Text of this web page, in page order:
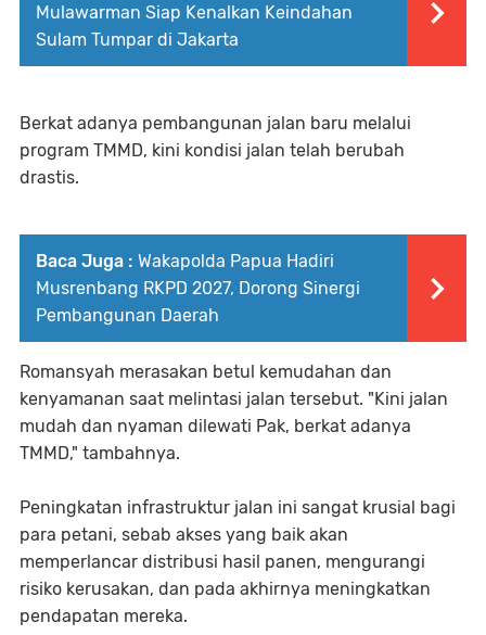
Mulawarman Siap Kenalkan Keindahan
Sulam Tumpar di Jakarta
Berkat adanya pembangunan jalan baru melalui
program TMMD, kini kondisi jalan telah berubah
drastis.
Baca Juga : Wakapolda Papua Hadiri
Musrenbang RKPD 2027, Dorong Sinergi
Pembangunan Daerah
Romansyah merasakan betul kemudahan dan
kenyamanan saat melintasi jalan tersebut. "Kini jalan
mudah dan nyaman dilewati Pak, berkat adanya
TMMD," tambahnya.
Peningkatan infrastruktur jalan ini sangat krusial bagi
para petani, sebab akses yang baik akan
memperlancar distribusi hasil panen, mengurangi
risiko kerusakan, dan pada akhirnya meningkatkan
pendapatan mereka.